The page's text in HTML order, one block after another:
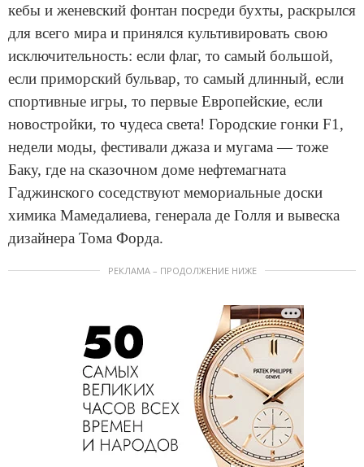
кебы и женевский фонтан посреди бухты, раскрылся
для всего мира и принялся культивировать свою
исключительность: если флаг, то самый большой,
если приморский бульвар, то самый длинный, если
спортивные игры, то первые Европейские, если
новостройки, то чудеса света! Городские гонки F1,
недели моды, фестивали джаза и мугама — тоже
Баку, где на сказочном доме нефтемагната
Гаджинского соседствуют мемориальные доски
химика Мамедалиева, генерала де Голля и вывеска
дизайнера Тома Форда.
РЕКЛАМА – ПРОДОЛЖЕНИЕ НИЖЕ